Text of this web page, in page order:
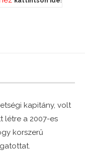
kapitány, volt
létre a 2007-es
korszerű